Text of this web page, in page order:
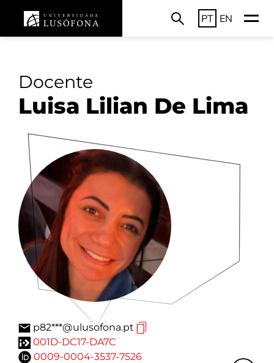
PT EN
Docente
Luisa Lilian De Lima
p82***@ulusofona.pt
001D-DC17-DA7C
0009-0004-3537-7526